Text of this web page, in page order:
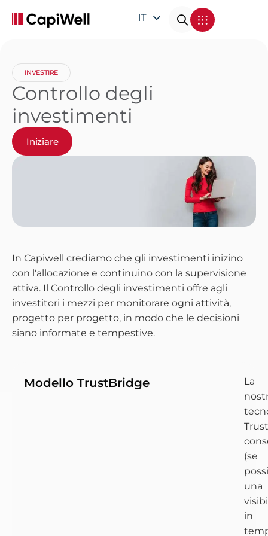
IT
INVESTIRE
Controllo degli
investimenti
Iniziare
In Capiwell crediamo che gli investimenti inizino
con l'allocazione e continuino con la supervisione
attiva. Il Controllo degli investimenti offre agli
investitori i mezzi per monitorare ogni attività,
progetto per progetto, in modo che le decisioni
siano informate e tempestive.
Modello TrustBridge
La
(se
una
in